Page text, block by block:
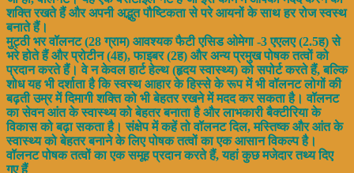
शक्ति रखते हैं और अपनी अद्भुत पौष्टिकता से परे आयनों के साथ हर रोज स्वस्थ
बनाते हैं।
मुट्ठी भर वॉलनट (28 ग्राम) आवश्यक फैटी एसिड ओमेगा -3 एएलए (2.5ह) से
भरे होते हैं और प्रोटीन (4ह), फाइबर (2ह) और अन्य प्रमुख पोषक तत्वों को
प्रदान करते हैं। वे न केवल हार्ट हेल्थ (हृदय स्वास्थ्य) को सपोर्ट करते हैं, बल्कि
शोध यह भी दर्शाता है कि स्वस्थ आहार के हिस्से के रूप में भी वॉलनट लोगों की
बढ़ती उम्र में दिमागी शक्ति को भी बेहतर रखने में मदद कर सकता है। वॉलनट
का सेवन आंत के स्वास्थ्य को बेहतर बनाता है और लाभकारी बैक्टीरिया के
विकास को बढ़ा सकता है। संक्षेप में कहें तो वॉलनट दिल, मस्तिष्क और आंत के
स्वास्थ्य को बेहतर बनाने के लिए पोषक तत्वों का एक आसान विकल्प है।
वॉलनट पोषक तत्वों का एक समूह प्रदान करते हैं, यहां कुछ मजेदार तथ्य दिए
गए हैं